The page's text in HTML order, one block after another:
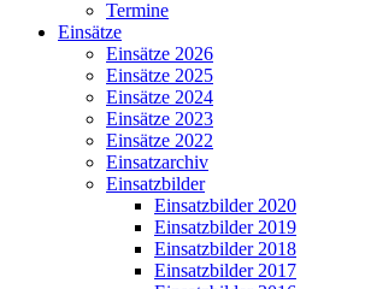
Termine
Einsätze
Einsätze 2026
Einsätze 2025
Einsätze 2024
Einsätze 2023
Einsätze 2022
Einsatzarchiv
Einsatzbilder
Einsatzbilder 2020
Einsatzbilder 2019
Einsatzbilder 2018
Einsatzbilder 2017